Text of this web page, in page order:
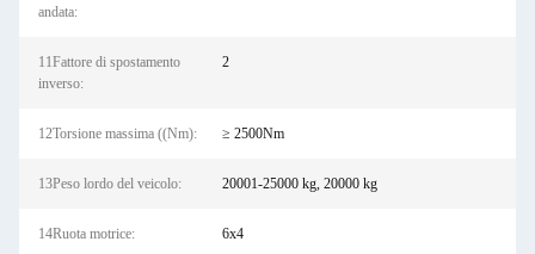
andata:
11Fattore di spostamento
inverso:
2
12Torsione massima ((Nm): ≥ 2500Nm
13Peso lordo del veicolo: 20001-25000 kg, 20000 kg
14Ruota motrice: 6x4